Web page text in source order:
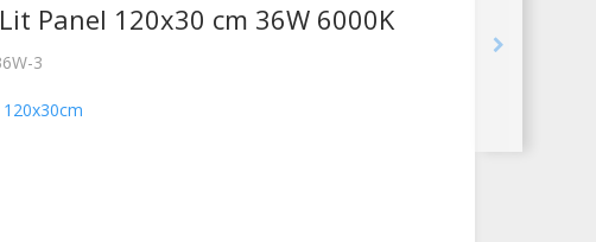
Panel 120x30 cm 36W 6000K
3